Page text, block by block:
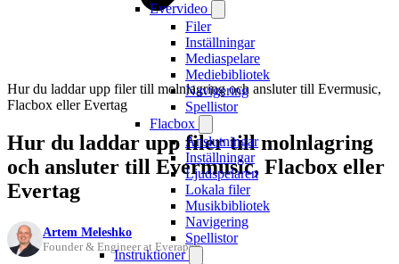
Evervideo
Filer
Inställningar
Mediaspelare
Mediebibliotek
Navigering
Spellistor
Flacbox
Anslutningar
Inställningar
Ljudspelaren
Lokala filer
Musikbibliotek
Navigering
Spellistor
Instruktioner
Hur du laddar upp filer till molnlagring och ansluter till Evermusic,
Flacbox eller Evertag
Hur du laddar upp filer till molnlagring
och ansluter till Evermusic, Flacbox eller
Evertag
Artem Meleshko
Founder & Engineer at Everappz